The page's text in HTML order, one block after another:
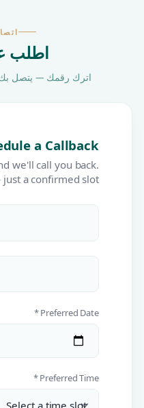
اطلب
اترك رقمك — يتصل
a Callback
we'll call you back.
a confirmed slot.
Preferred Date *
Preferred Time *